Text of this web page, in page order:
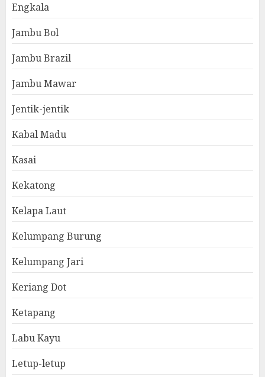
Engkala
Jambu Bol
Jambu Brazil
Jambu Mawar
Jentik-jentik
Kabal Madu
Kasai
Kekatong
Kelapa Laut
Kelumpang Burung
Kelumpang Jari
Keriang Dot
Ketapang
Labu Kayu
Letup-letup